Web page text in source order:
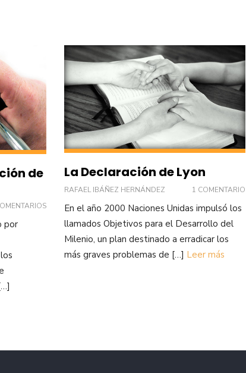
de
por
La Declaración de Lyon
RAFAEL IBÁÑEZ HERNÁNDEZ 1 COMENTARIO
En el año 2000 Naciones Unidas impulsó los
llamados Objetivos para el Desarrollo del
Milenio, un plan destinado a erradicar los
más graves problemas de […] Leer más